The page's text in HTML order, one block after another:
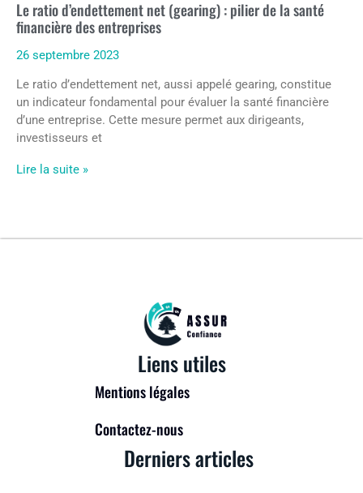
Le ratio d’endettement net (gearing) : pilier de la santé
financière des entreprises
26 septembre 2023
Le ratio d’endettement net, aussi appelé gearing, constitue
un indicateur fondamental pour évaluer la santé financière
d’une entreprise. Cette mesure permet aux dirigeants,
investisseurs et
Lire la suite »
Liens utiles
Mentions légales
Contactez-nous
Derniers articles